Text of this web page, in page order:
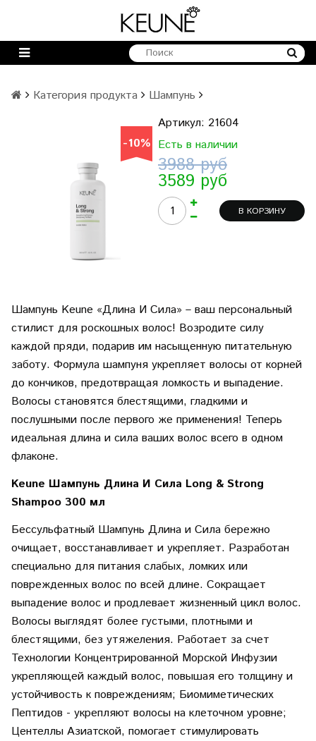
Категория продукта Шампунь
-10%
Артикул: 21604
Есть в наличии
3988 руб
3589 руб
В КОРЗИНУ
Шампунь Keune «Длина И Сила» – ваш персональный
стилист для роскошных волос! Возродите силу
каждой пряди, подарив им насыщенную питательную
заботу. Формула шампуня укрепляет волосы от корней
до кончиков, предотвращая ломкость и выпадение.
Волосы становятся блестящими, гладкими и
послушными после первого же применения! Теперь
идеальная длина и сила ваших волос всего в одном
флаконе.
Keune Шампунь Длина И Сила Long & Strong
Shampoo 300 мл
Бессульфатный Шампунь Длина и Сила бережно
очищает, восстанавливает и укрепляет. Разработан
специально для питания слабых, ломких или
поврежденных волос по всей длине. Сокращает
выпадение волос и продлевает жизненный цикл волос.
Волосы выглядят более густыми, плотными и
блестящими, без утяжеления. Работает за счет
Технологии Концентрированной Морской Инфузии
укрепляющей каждый волос, повышая его толщину и
устойчивость к повреждениям; Биомиметических
Пептидов - укрепляют волосы на клеточном уровне;
Центеллы Азиатской, помогает стимулировать